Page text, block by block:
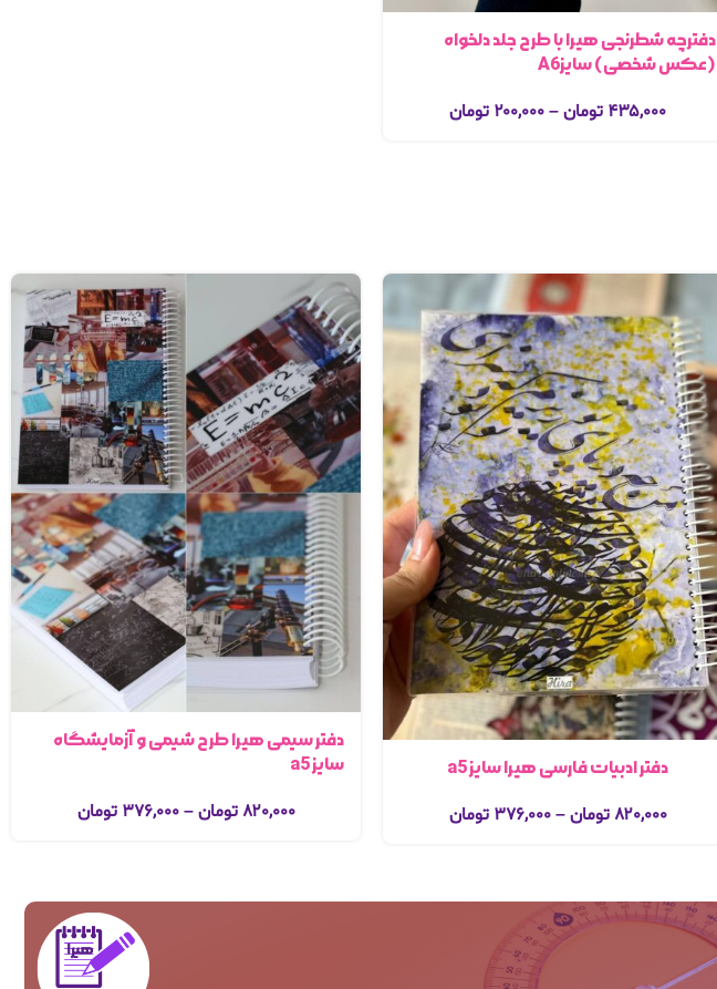
دفترچه شطرنجی هیرا با طرح جلد دلخواه
(عکس شخصی) سایزA6
۴۳۵,۰۰۰ تومان–۲۰۰,۰۰۰ تومان
دفتر ادبیات فارسی هیرا سایز a5
۸۲۰,۰۰۰ تومان – ۳۷۶,۰۰۰ تومان
دفتر سیمی هیرا طرح شیمی و آزمایشگاه
سایز a5
۸۲۰,۰۰۰ تومان – ۳۷۶,۰۰۰ تومان